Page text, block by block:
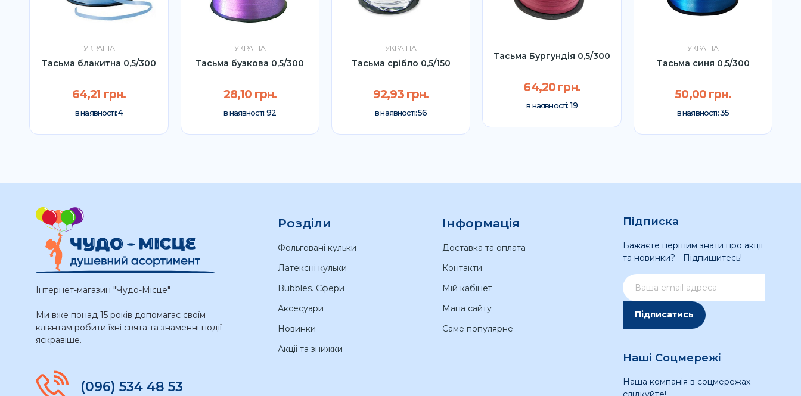
УКРАЇНА
Тасьма блакитна 0,5/300
64,21 грн.
в наявності:4
УКРАЇНА
Тасьма бузкова 0,5/300
28,10 грн.
в наявності:92
УКРАЇНА
Тасьма срібло 0,5/150
92,93 грн.
в наявності:56
Тасьма Бургундія 0,5/300
64,20 грн.
в наявності: 19
УКРАЇНА
Тасьма синя 0,5/300
50,00 грн.
в наявності:35
Інтернет-магазин "Чудо-Місце"
Ми вже понад 15 років допомагає своїм
клієнтам робити їхні свята та знаменні події
яскравіше.
(096) 534 48 53
Розділи
Фольговані кульки
Латексні кульки
Bubbles. Сфери
Аксесуари
Новинки
Акціі та знижки
Інформація
Доставка та оплата
Контакти
Мій кабінет
Мапа сайту
Саме популярне
Підписка
Бажаєте першим знати про акції
та новинки? - Підпишитесь!
Підписатись
Наші Соцмережі
Наша компанія в соцмережах -